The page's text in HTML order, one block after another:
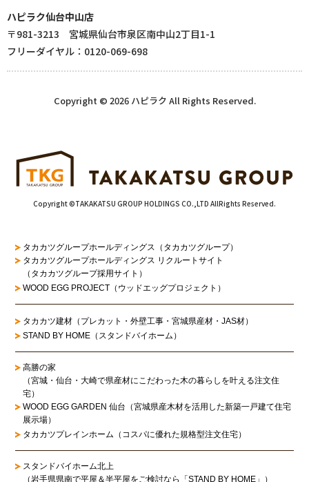
ハピラク仙台中山店
〒981-3213 宮城県仙台市泉区南中山2丁目1-1
フリーダイヤル：0120-069-698
Copyright © 2026 ハピラク All Rights Reserved.
Copyright ©TAKAKATSU GROUP HOLDINGS CO.,LTD AllRights Reserved.
タカカツグループホールディングス（タカカツグループ）
タカカツグループホールディングス リクルートサイト
（タカカツグループ採用サイト）
WOOD EGG PROJECT（ウッドエッグプロジェクト）
タカカツ建材（プレカット・外壁工事・宮城県産材・JAS材）
STAND BY HOME（スタンドバイホーム）
高勝の家
（宮城・仙台・大崎で県産材にこだわった木の暮らしを叶える注文住
宅）
WOOD EGG GARDEN 仙台（宮城県産木材を活用した新築一戸建て住宅
展示場）
タカカツプレインホーム（コスパに優れた規格型注文住宅）
スタンドバイホーム北上
（岩手県県南で平屋＆半平屋をご検討なら「STAND BY HOME」）